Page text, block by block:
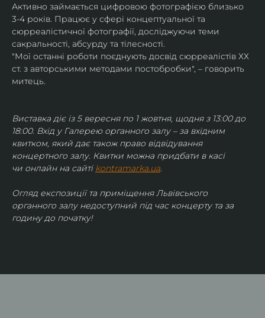
Активно займається цифровою фотографією близько
3-4 років. Працює у сфері концептуальної та
сюрреалістичної фотографії, досліджуючи теми
сакральності, абсурду та тілесності.
"Мої останні роботи поєднують досвід сюрреалістів ХХ
ст. з авторськими методами постобробки", – говорить
митець.
Виставка діє із 5 вересня по 1 жовтня, щодня з 13:00 до
18:00. Вхід у Галерею органного залу – за вхідним
квитком, який дає також право відвідування
концертного залу. Квитки можна придбати в касі
чи онлайн на сайті kontramarka.ua.
Огляд експозиції та приміщення Львівського
органного залу недоступний під час концерту та за
годину до початку!